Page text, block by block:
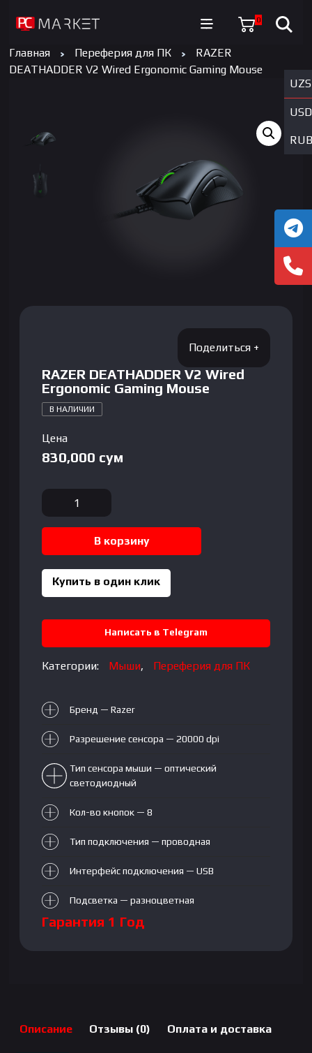
0
UZS
USD
RUB
Главная Переферия для ПК
RAZER
DEATHADDER V2 Wired Ergonomic Gaming Mouse
RAZER DEATHADDER V2 Wired
Ergonomic Gaming Mouse
В НАЛИЧИИ
Цена
830,000 сум
Количество
товара
RAZER
DEATHADDER
Wired
Ergonomic
В корзину
Купить в один клик
Написать в Telegram
Категории: Мыши, Переферия для ПК
Бренд — Razer
Разрешение сенсора — 20000 dpi
Тип сенсора мыши — оптический
светодиодный
Кол-во кнопок — 8
Тип подключения — проводная
Интерфейс подключения — USB
Подсветка — разноцветная
Гарантия 1 Год
Описание Отзывы (0) Оплата и доставка